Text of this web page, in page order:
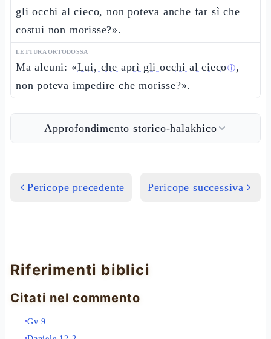
gli occhi al cieco, non poteva anche far sì che
costui non morisse?».
LETTURA ORTODOSSA
Ma alcuni: «Lui, che aprì gli occhi al ciecoⓘ,
non poteva impedire che morisse?».
Approfondimento storico-halakhico
Pericope precedente Pericope successiva
Riferimenti biblici
Citati nel commento
Gv 9